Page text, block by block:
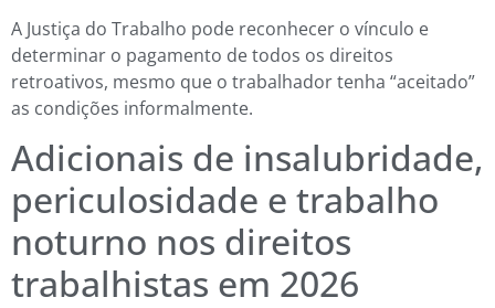
A Justiça do Trabalho pode reconhecer o vínculo e
determinar o pagamento de todos os direitos
retroativos, mesmo que o trabalhador tenha “aceitado”
as condições informalmente.
Adicionais de insalubridade,
periculosidade e trabalho
noturno nos direitos
trabalhistas em 2026